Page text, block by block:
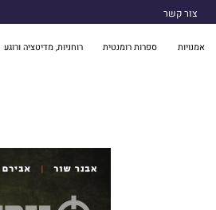
צור קשר
אמנויות ספרות רומנטית רוחניות, מדיטציה ורוגע